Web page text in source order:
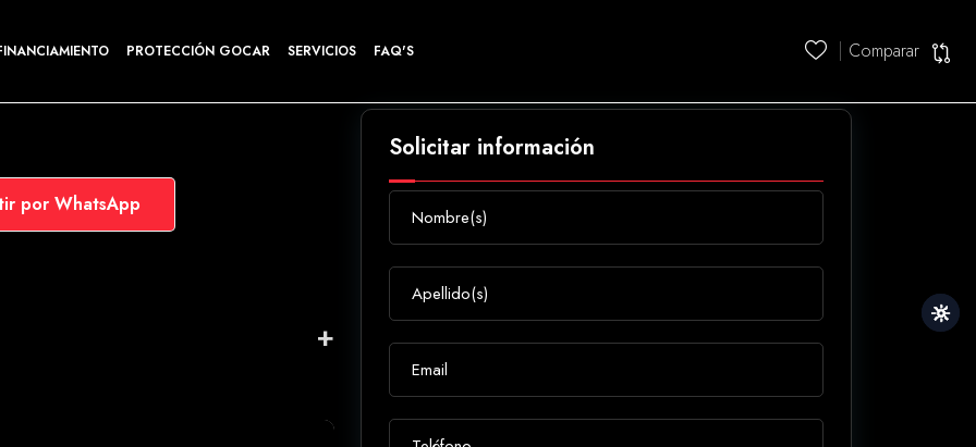
PROTECCIÓN GOCAR SERVICIOS FAQ'S Comparar
por WhatsApp
Solicitar información